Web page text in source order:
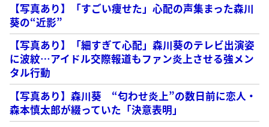
【写真あり】「すごい痩せた」心配の声集まった森川
葵の“近影”
【写真あり】「細すぎて心配」森川葵のテレビ出演姿
に波紋…アイドル交際報道もファン炎上させる強メン
タル行動
【写真あり】森川葵 “匂わせ炎上”の数日前に恋人・
森本慎太郎が綴っていた「決意表明」